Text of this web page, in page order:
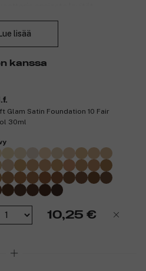
Lue lisää
kanssa
Glam Satin Foundation 10 Fair
30ml
10,25 €